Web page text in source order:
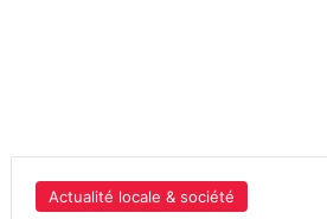
Actualité locale & société